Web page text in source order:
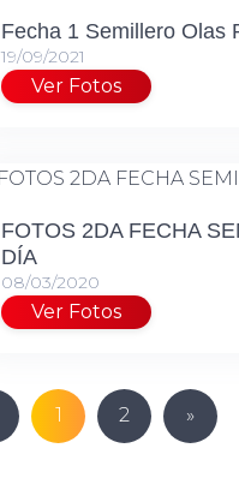
Fecha 1 Semillero Olas
19/09/2021
Ver Fotos
FOTOS 2DA FECHA
DÍA
08/03/2020
Ver Fotos
1 2 »